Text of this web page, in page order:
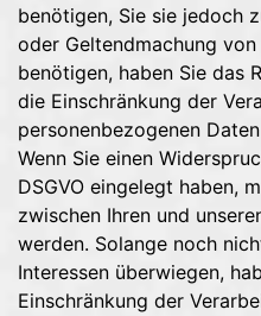
benötigen, Sie sie jedoch
oder Geltendmachung
benötigen, haben Sie das
die Einschränkung der
personenbezogenen
Wenn Sie einen
DSGVO eingelegt haben,
zwischen Ihren und
werden. Solange noch
Interessen überwiegen,
Einschränkung der